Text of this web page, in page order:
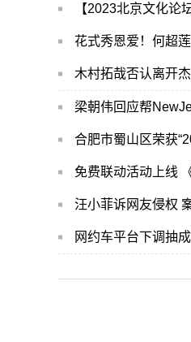
【2023北京文化论
花式秀恩爱！何超
木村拓哉否认离开
梁朝伟回应帮
合肥市蜀山区荣获
免费联动活动上线
汪小菲诉网友侵权
网约车平台下调抽